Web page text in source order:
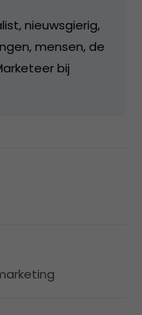
nieuwsgierig,
mensen, de
bij